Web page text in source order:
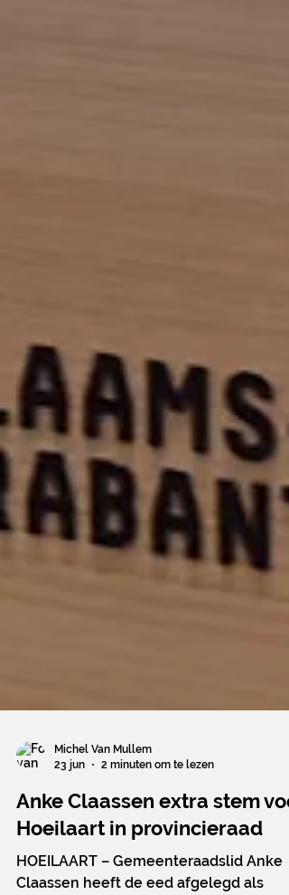
23 jun
2 minuten om te lezen
Anke Claassen extra stem
Hoeilaart in provincieraad
HOEILAART – Gemeenteraadslid Anke